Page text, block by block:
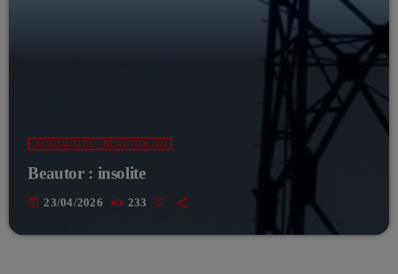
ACTUALITÉS - BEAUTOR (02)
Beautor : insolite
today 23/04/2026 233